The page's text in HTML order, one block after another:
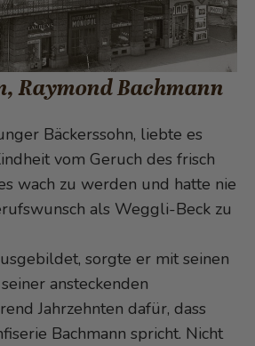
Raymond Bachmann
Bäckerssohn, liebte es
vom Geruch des frisch
wach zu werden und hatte nie
als Weggli-Beck zu
sorgte er mit seinen
ansteckenden
Jahrzehnten dafür, dass
Bachmann spricht. Nicht